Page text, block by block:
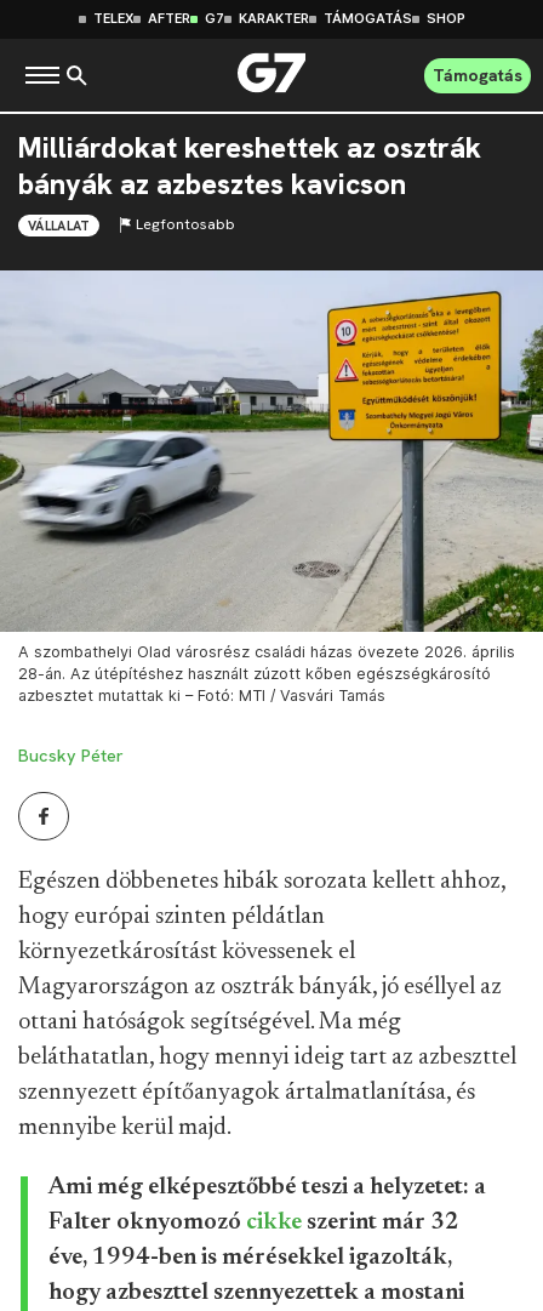
TELEX AFTER G7 KARAKTER TÁMOGATÁS SHOP
Támogatás
Milliárdokat kereshettek az osztrák
bányák az azbesztes kavicson
VÁLLALAT Legfontosabb
A szombathelyi Olad városrész családi házas övezete 2026. április
28-án. Az útépítéshez használt zúzott kőben egészségkárosító
azbesztet mutattak ki – Fotó: MTI / Vasvári Tamás
Bucsky Péter
Egészen döbbenetes hibák sorozata kellett ahhoz,
hogy európai szinten példátlan
környezetkárosítást kövessenek el
Magyarországon az osztrák bányák, jó eséllyel az
ottani hatóságok segítségével. Ma még
beláthatatlan, hogy mennyi ideig tart az azbeszttel
szennyezett építőanyagok ártalmatlanítása, és
mennyibe kerül majd.
Ami még elképesztőbbé teszi a helyzetet: a
Falter oknyomozó cikke szerint már 32
éve, 1994-ben is mérésekkel igazolták,
hogy azbeszttel szennyezettek a mostani